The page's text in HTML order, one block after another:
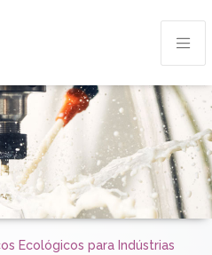
Ecológicos para Indústrias